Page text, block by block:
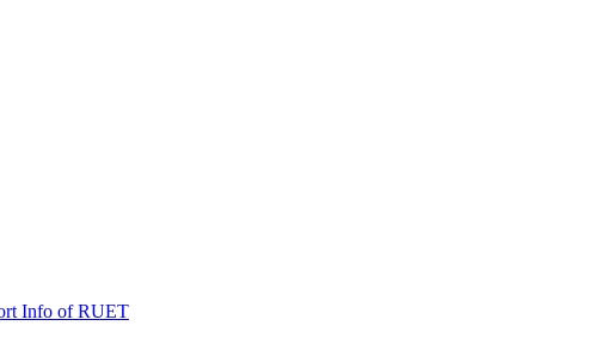
Info ofRUET